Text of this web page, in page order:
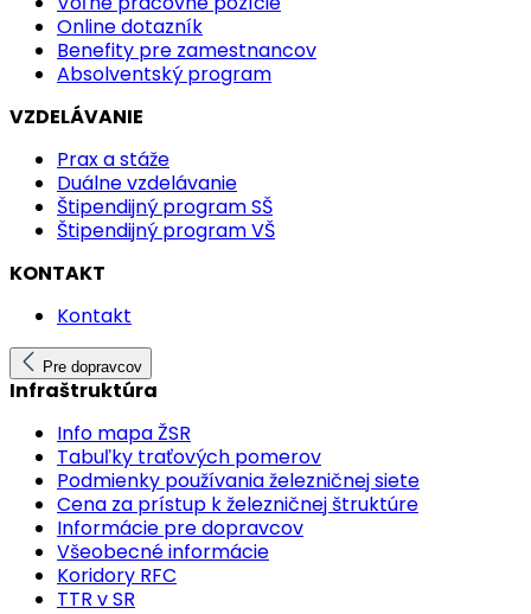
Online dotazník
Benefity pre zamestnancov
Absolventský program
VZDELÁVANIE
Prax a stáže
Duálne vzdelávanie
Štipendijný program SŠ
Štipendijný program VŠ
KONTAKT
Kontakt
Pre dopravcov
Infraštruktúra
Info mapa ŽSR
Tabuľky traťových pomerov
Podmienky používania železničnej siete
Cena za prístup k železničnej štruktúre
Informácie pre dopravcov
Všeobecné informácie
Koridory RFC
TTR v SR